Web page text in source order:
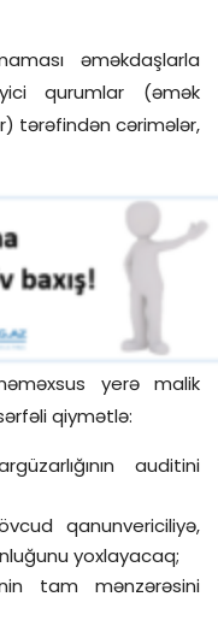
əməkdaşlarla
qurumlar (əmək
tərəfindən cərimələr,
yerə malik
qiymətlə:
auditini
qanunvericiliyə,
yoxlayacaq;
tam mənzərəsini